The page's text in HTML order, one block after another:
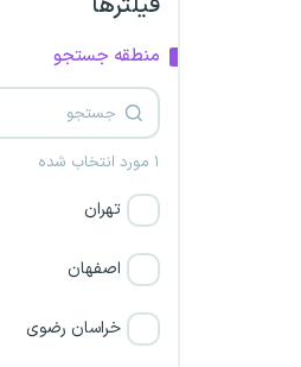
منطقه جستجو
۱ مورد انتخاب شده
تهران
اصفهان
خراسان رضوی